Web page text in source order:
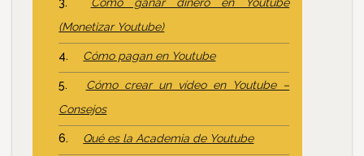
(Monetizar Youtube)
Cómo pagan en Youtube
Cómo crear un vídeo en Youtube –
Consejos
Qué es la Academia de Youtube